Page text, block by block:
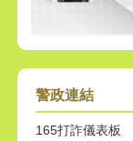
警政連結
165打詐儀表板